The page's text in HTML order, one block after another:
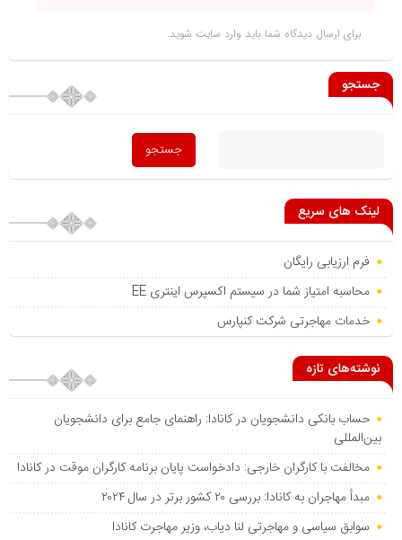
برای ارسال دیدگاه شما باید وارد سایت شوید.
جستجو
لینک های سریع
فرم ارزیابی رایگان
محاسبه امتیاز شما در سیستم اکسپرس اینتری EE
خدمات مهاجرتی شرکت کنپارس
نوشته‌های تازه
حساب بانکی دانشجویان در کانادا: راهنمای جامع برای دانشجویان
بین‌المللی
مخالفت با کارگران خارجی: دادخواست پایان برنامه کارگران موقت در کانادا
مبدأ مهاجران به کانادا: بررسی ۲۰ کشور برتر در سال ۲۰۲۴
سوابق سیاسی و مهاجرتی لنا دیاب، وزیر مهاجرت کانادا